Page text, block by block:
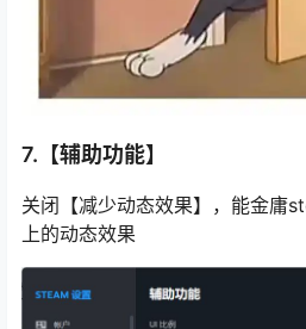
7.【辅助功能】
关闭【减少动态效果】，能金庸
上的动态效果